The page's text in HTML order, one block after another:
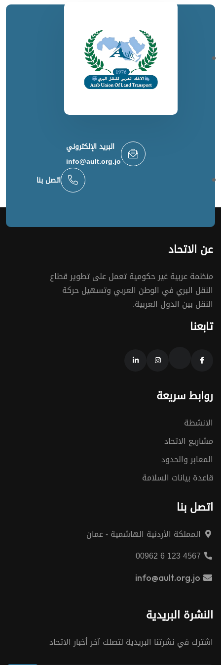
اتصل بنا
البريد الإلكتروني
info@ault.org.jo
عن الاتحاد
منظمة عربية غير حكومية تعمل على تطوير قطاع
النقل البري في الوطن العربي وتسهيل حركة
النقل بين الدول العربية.
تابعنا
روابط سريعة
الانشطة
مشاريع الاتحاد
المعابر والحدود
قاعدة بيانات السلامة
اتصل بنا
المملكة الأردنية الهاشمية - عمان
00962 6 123 4567
info@ault.org.jo
النشرة البريدية
اشترك في نشرتنا البريدية لتصلك آخر أخبار الاتحاد